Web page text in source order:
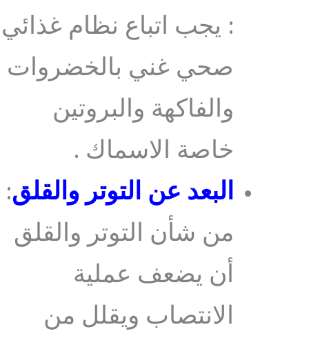
: يجب اتباع نظام غذائي
صحي غني بالخضروات
والفاكهة والبروتين
خاصة الاسماك .
البعد عن التوتر والقلق:
من شأن التوتر والقلق
أن يضعف عملية
الانتصاب ويقلل من